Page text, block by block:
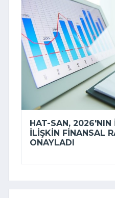
HAT-SAN, 2026'NIN
ILIŞKIN FINANSAL
ONAYLADI